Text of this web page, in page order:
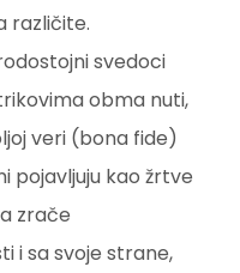
različite.
svedoci
obma nuti,
veri (bona fide)
pojavljuju kao žrtve
zrače
i sa svoje strane,